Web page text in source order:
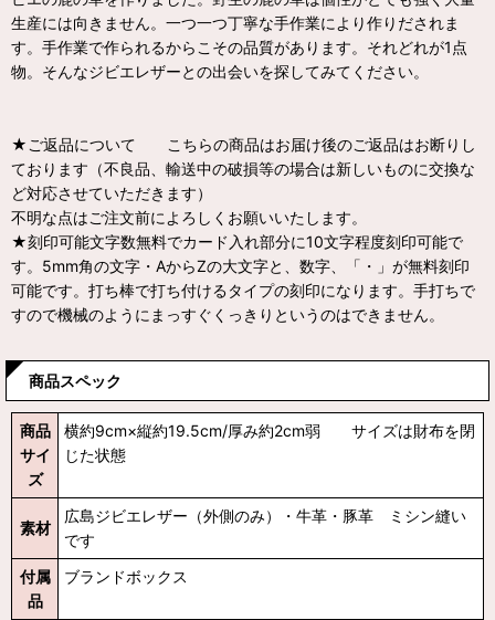
生産には向きません。一つ一つ丁寧な手作業により作りだされま
す。手作業で作られるからこその品質があります。それどれが1点
物。そんなジビエレザーとの出会いを探してみてください。
★ご返品について こちらの商品はお届け後のご返品はお断りし
ております（不良品、輸送中の破損等の場合は新しいものに交換な
ど対応させていただきます）
不明な点はご注文前によろしくお願いいたします。
★刻印可能文字数無料でカード入れ部分に10文字程度刻印可能で
す。5mm角の文字・AからZの大文字と、数字、「・」が無料刻印
可能です。打ち棒で打ち付けるタイプの刻印になります。手打ちで
すので機械のようにまっすぐくっきりというのはできません。
商品スペック
商品
サイ
ズ
横約9cm×縦約19.5cm/厚み約2cm弱 サイズは財布を閉
じた状態
素材
広島ジビエレザー（外側のみ）・牛革・豚革 ミシン縫い
です
付属
品
ブランドボックス